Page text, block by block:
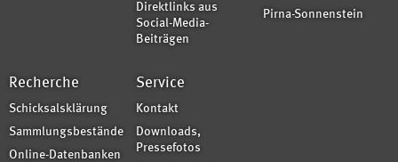
Direktlinks aus
Social-Media-
Beiträgen
Pirna-Sonnenstein
Recherche
Schicksalsklärung
Sammlungsbestände
Online-Datenbanken
Service
Kontakt
Downloads,
Pressefotos